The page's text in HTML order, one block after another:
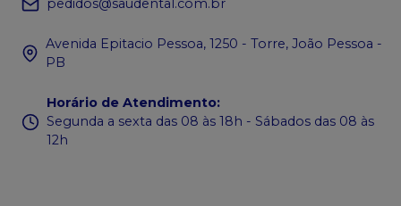
pedidos@saudental.com.br
Avenida Epitacio Pessoa, 1250 - Torre, João Pessoa -
PB
Horário de Atendimento:
Segunda a sexta das 08 às 18h - Sábados das 08 às
12h